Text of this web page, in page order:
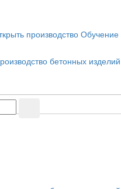
производствоОбучение